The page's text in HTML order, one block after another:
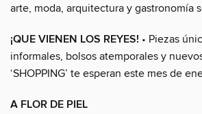
arte, moda, arquitectura y gastronomía
¡QUE VIENEN LOS REYES! • Piezas
informales, bolsos atemporales y
‘SHOPPING’ te esperan este mes de
A FLOR DE PIEL